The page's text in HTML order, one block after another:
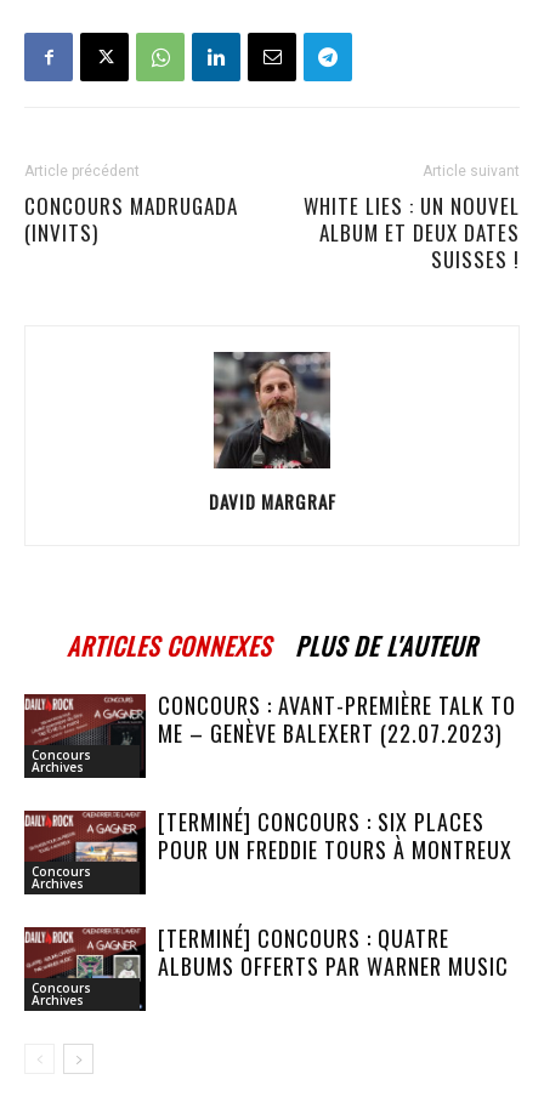
Article précédent
CONCOURS MADRUGADA
(INVITS)
Article suivant
WHITE LIES : UN NOUVEL
ALBUM ET DEUX DATES
SUISSES !
DAVID MARGRAF
ARTICLES CONNEXES PLUS DE L'AUTEUR
Concours
Archives
CONCOURS : AVANT-PREMIÈRE TALK TO
ME – GENÈVE BALEXERT (22.07.2023)
Concours
Archives
[TERMINÉ] CONCOURS : SIX PLACES
POUR UN FREDDIE TOURS À MONTREUX
Concours
Archives
[TERMINÉ] CONCOURS : QUATRE
ALBUMS OFFERTS PAR WARNER MUSIC